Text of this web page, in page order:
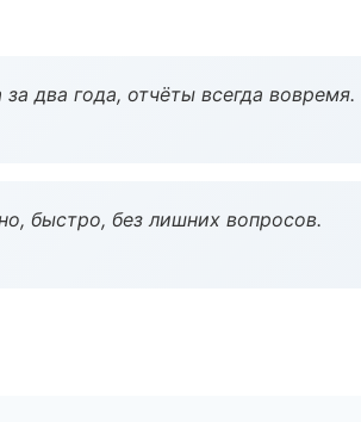
два года, отчёты всегда вовремя.
быстро, без лишних вопросов.